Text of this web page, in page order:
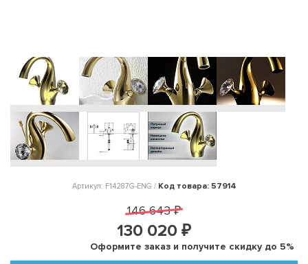
Артикул: F14287G-ENG / Код товара: 57914
146 643 ₽
130 020 ₽
Оформите заказ и получите скидку до 5%